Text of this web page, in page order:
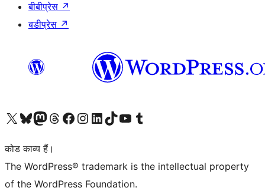
बीबीप्रेस ↗
बडीप्रेस ↗
Visit our X (formerly Twitter) account
हमारे बलुस्की खाते पर जाएँVisit our Mastodon account
हमारे थ्रेड्स अकाउंट पर जाएंहमारे फेसबुक पेज पर जाएँहमारे इंस्टाग्राम अकाउंट पर जाएंहमारे लिंक्डइन खाते पर जाएँहमारे टिकटॉक खाते पर जाएँहमारे यूट्यूब चैनल पर जाएंहमारे Tumblr खाते पर जाएँ
कोड काव्य हैं।
The WordPress® trademark is the intellectual property
of the WordPress Foundation.